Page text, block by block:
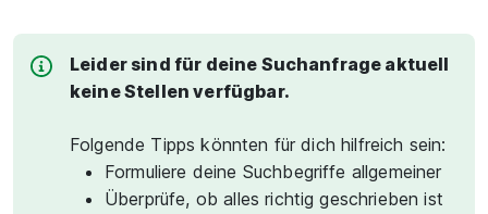
Leider sind für deine Suchanfrage aktuell
keine Stellen verfügbar.
Folgende Tipps könnten für dich hilfreich sein:
Formuliere deine Suchbegriffe allgemeiner
Überprüfe, ob alles richtig geschrieben ist